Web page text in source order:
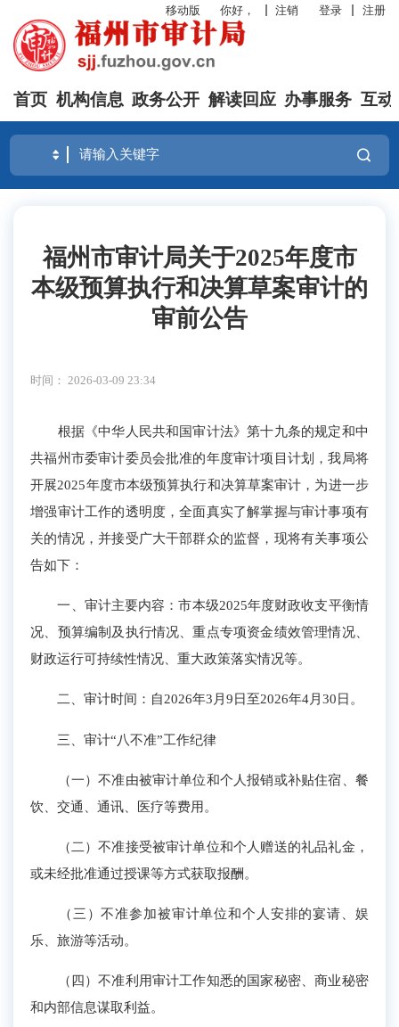
移动版 你好， 注销 登录 注册
首页 机构信息 政务公开 解读回应 办事服务 互动
福州市审计局关于2025年度市
本级预算执行和决算草案审计的
审前公告
时间： 2026-03-09 23:34
根据《中华人民共和国审计法》第十九条的规定和中
共福州市委审计委员会批准的年度审计项目计划，我局将
开展2025年度市本级预算执行和决算草案审计，为进一步
增强审计工作的透明度，全面真实了解掌握与审计事项有
关的情况，并接受广大干部群众的监督，现将有关事项公
告如下：
一、审计主要内容：市本级2025年度财政收支平衡情
况、预算编制及执行情况、重点专项资金绩效管理情况、
财政运行可持续性情况、重大政策落实情况等。
二、审计时间：自2026年3月9日至2026年4月30日。
三、审计“八不准”工作纪律
（一）不准由被审计单位和个人报销或补贴住宿、餐
饮、交通、通讯、医疗等费用。
（二）不准接受被审计单位和个人赠送的礼品礼金，
或未经批准通过授课等方式获取报酬。
（三）不准参加被审计单位和个人安排的宴请、娱
乐、旅游等活动。
（四）不准利用审计工作知悉的国家秘密、商业秘密
和内部信息谋取利益。